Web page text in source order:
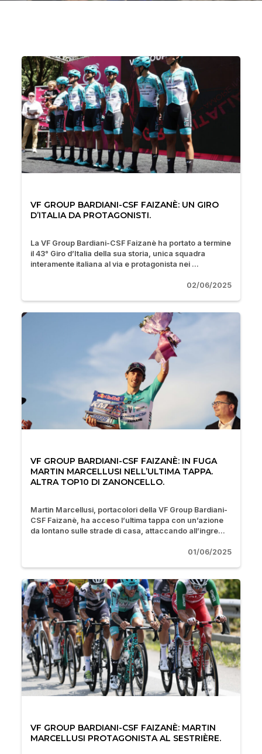
VF GROUP BARDIANI-CSF FAIZANÈ: UN GIRO
D’ITALIA DA PROTAGONISTI.
La VF Group Bardiani-CSF Faizanè ha portato a termine
il 43° Giro d’Italia della sua storia, unica squadra
interamente italiana al via e protagonista nei ...
02/06/2025
VF GROUP BARDIANI-CSF FAIZANÈ: IN FUGA
MARTIN MARCELLUSI NELL’ULTIMA TAPPA.
ALTRA TOP10 DI ZANONCELLO.
Martin Marcellusi, portacolori della VF Group Bardiani-
CSF Faizanè, ha acceso l’ultima tappa con un’azione
da lontano sulle strade di casa, attaccando all’ingre...
01/06/2025
VF GROUP BARDIANI-CSF FAIZANÈ: MARTIN
MARCELLUSI PROTAGONISTA AL SESTRIÈRE.